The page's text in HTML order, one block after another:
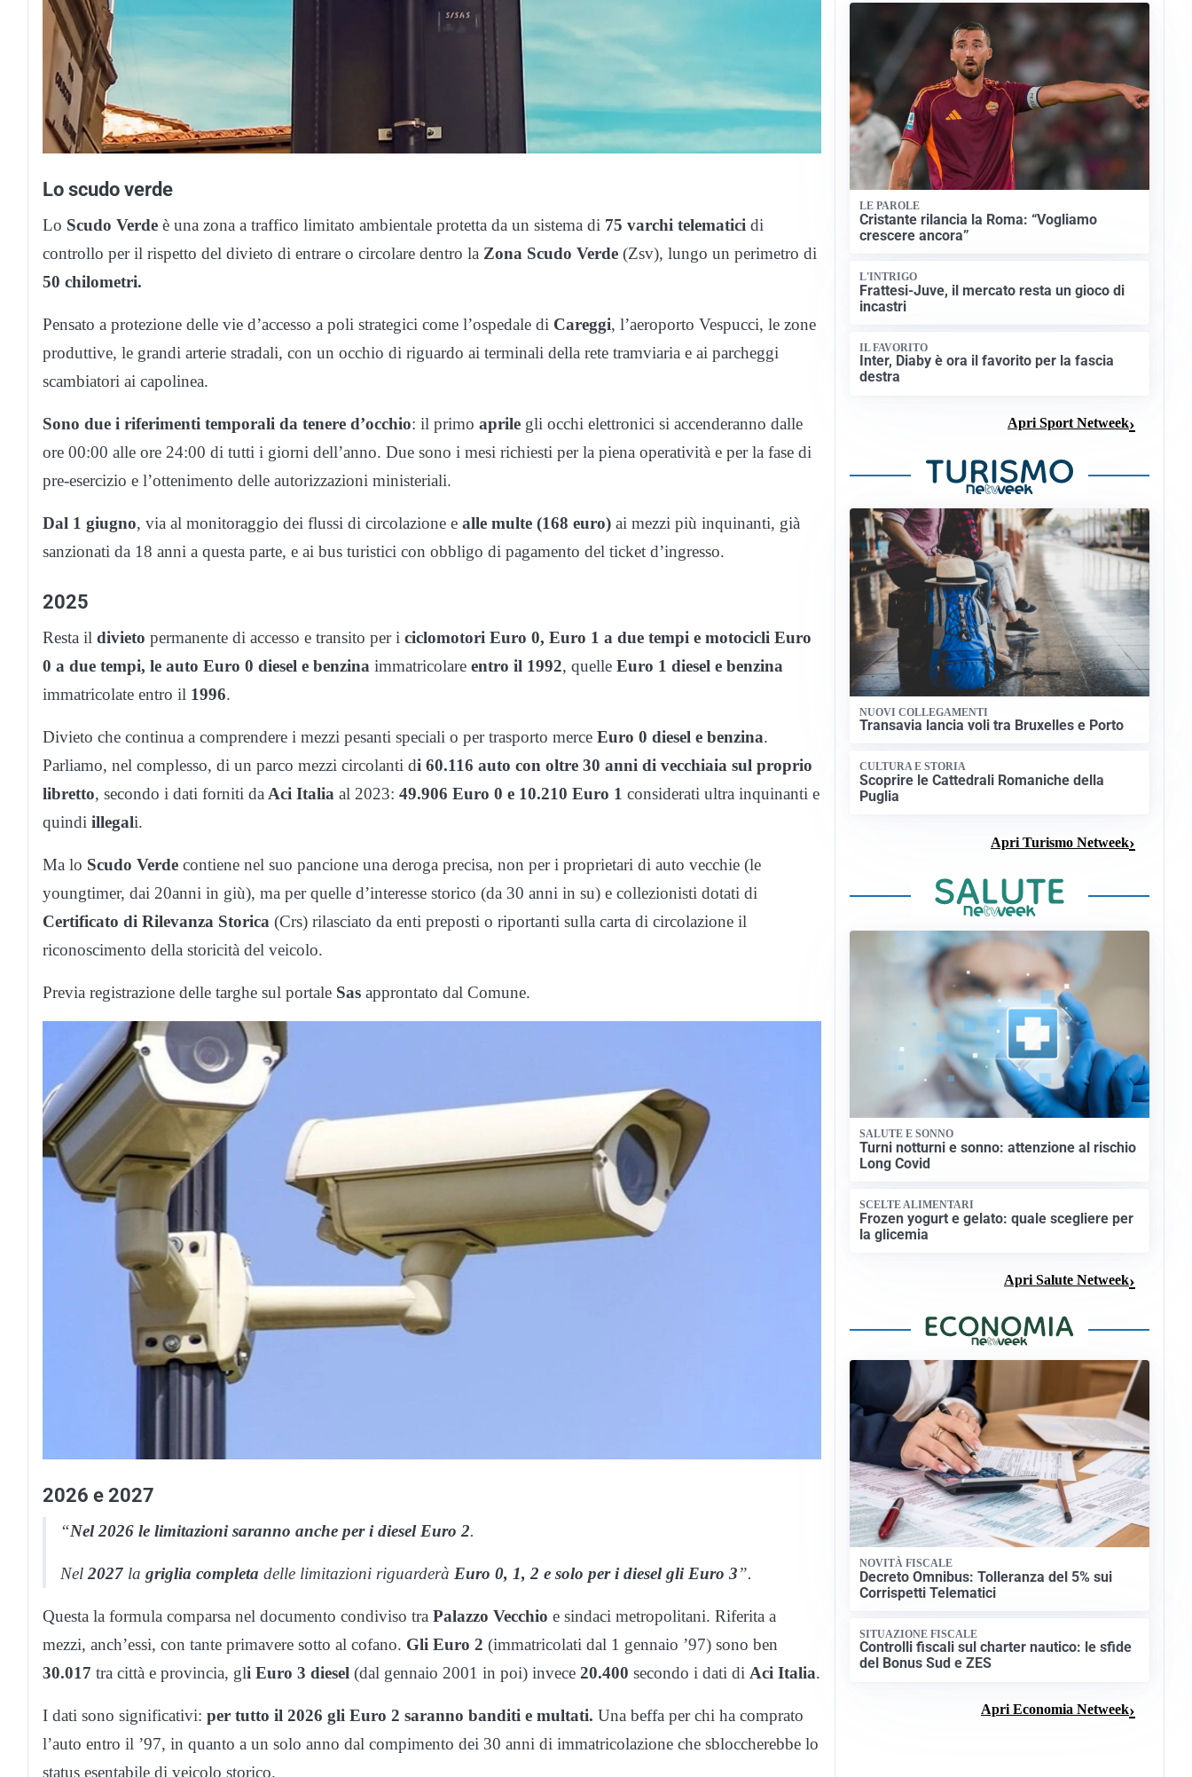
Lo scudo verde
Lo Scudo Verde è una zona a traffico limitato ambientale protetta da un sistema di 75 varchi telematici di
controllo per il rispetto del divieto di entrare o circolare dentro la Zona Scudo Verde (Zsv), lungo un perimetro di
50 chilometri.
Pensato a protezione delle vie d’accesso a poli strategici come l’ospedale di Careggi, l’aeroporto Vespucci, le zone
produttive, le grandi arterie stradali, con un occhio di riguardo ai terminali della rete tramviaria e ai parcheggi
scambiatori ai capolinea.
Sono due i riferimenti temporali da tenere d’occhio: il primo aprile gli occhi elettronici si accenderanno dalle
ore 00:00 alle ore 24:00 di tutti i giorni dell’anno. Due sono i mesi richiesti per la piena operatività e per la fase di
pre-esercizio e l’ottenimento delle autorizzazioni ministeriali.
Dal 1 giugno, via al monitoraggio dei flussi di circolazione e alle multe (168 euro) ai mezzi più inquinanti, già
sanzionati da 18 anni a questa parte, e ai bus turistici con obbligo di pagamento del ticket d’ingresso.
2025
Resta il divieto permanente di accesso e transito per i ciclomotori Euro 0, Euro 1 a due tempi e motocicli Euro
0 a due tempi, le auto Euro 0 diesel e benzina immatricolare entro il 1992, quelle Euro 1 diesel e benzina
immatricolate entro il 1996.
Divieto che continua a comprendere i mezzi pesanti speciali o per trasporto merce Euro 0 diesel e benzina.
Parliamo, nel complesso, di un parco mezzi circolanti di 60.116 auto con oltre 30 anni di vecchiaia sul proprio
libretto, secondo i dati forniti da Aci Italia al 2023: 49.906 Euro 0 e 10.210 Euro 1 considerati ultra inquinanti e
quindi illegali.
Ma lo Scudo Verde contiene nel suo pancione una deroga precisa, non per i proprietari di auto vecchie (le
youngtimer, dai 20anni in giù), ma per quelle d’interesse storico (da 30 anni in su) e collezionisti dotati di
Certificato di Rilevanza Storica (Crs) rilasciato da enti preposti o riportanti sulla carta di circolazione il
riconoscimento della storicità del veicolo.
Previa registrazione delle targhe sul portale Sas approntato dal Comune.
2026 e 2027
“Nel 2026 le limitazioni saranno anche per i diesel Euro 2.
Nel2027 la griglia completa delle limitazioni riguarderà Euro 0, 1, 2 e solo per i diesel gli Euro 3”.
Questa la formula comparsa nel documento condiviso tra Palazzo Vecchio e sindaci metropolitani. Riferita a
mezzi, anch’essi, con tante primavere sotto al cofano. Gli Euro 2 (immatricolati dal 1 gennaio ’97) sono ben
30.017 tra città e provincia, gli Euro 3 diesel (dal gennaio 2001 in poi) invece 20.400 secondo i dati di Aci Italia.
I dati sono significativi: per tutto il 2026 gli Euro 2 saranno banditi e multati. Una beffa per chi ha comprato
l’auto entro il ’97, in quanto a un solo anno dal compimento dei 30 anni di immatricolazione che sbloccherebbe lo
status esentabile di veicolo storico.
LE PAROLE
Cristante rilancia la Roma: “Vogliamo
crescere ancora”
L'INTRIGO
Frattesi-Juve, il mercato resta un gioco di
incastri
IL FAVORITO
Inter, Diaby è ora il favorito per la fascia
destra
Apri Sport Netweek
NUOVI COLLEGAMENTI
Transavia lancia voli tra Bruxelles e Porto
CULTURA E STORIA
Scoprire le Cattedrali Romaniche della
Puglia
Apri Turismo Netweek
SALUTE E SONNO
Turni notturni e sonno: attenzione al rischio
Long Covid
SCELTE ALIMENTARI
Frozen yogurt e gelato: quale scegliere per
la glicemia
Apri Salute Netweek
NOVITÀ FISCALE
Decreto Omnibus: Tolleranza del 5% sui
Corrispetti Telematici
SITUAZIONE FISCALE
Controlli fiscali sul charter nautico: le sfide
del Bonus Sud e ZES
Apri Economia Netweek